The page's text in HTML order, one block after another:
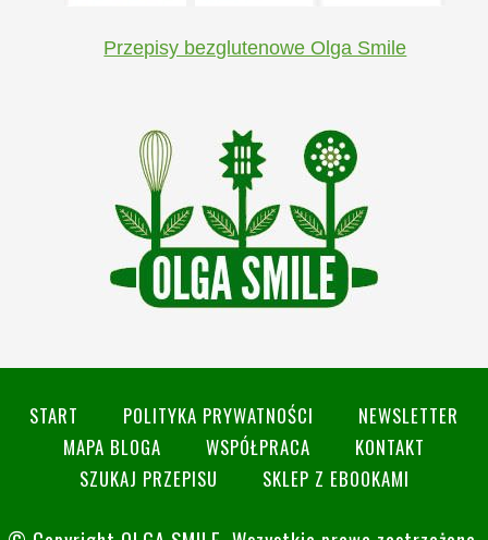
Przepisy bezglutenowe Olga Smile
START POLITYKA PRYWATNOŚCI
NEWSLETTER
MAPA BLOGA
WSPÓŁPRACA
KONTAKT
SZUKAJ PRZEPISU
SKLEP Z EBOOKAMI